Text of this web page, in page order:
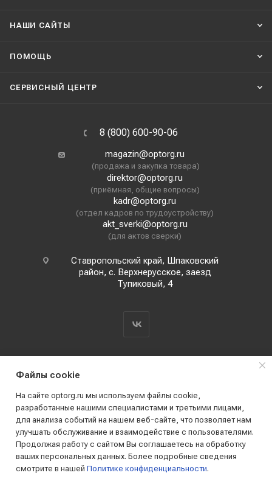
НАШИ CАЙТЫ
ПОМОЩЬ
СЕРВИСНЫЙ ЦЕНТР
8 (800) 600-90-06
magazin@optorg.ru
(продажа и закупка товара)
direktor@optorg.ru
(приёмная, общие вопросы)
kadr@optorg.ru
(отдел кадров по трудоустройству)
akt_sverki@optorg.ru
(для актов сверки)
Ставропольский край, Шпаковский
район, с. Верхнерусское, заезд
Тупиковый, 4
2019 - 2026 © АО КПК "Ставропольстройопторг"
Все права защищены
Файлы cookie
На сайте optorg.ru мы используем файлы cookie,
разработанные нашими специалистами и третьими лицами,
для анализа событий на нашем веб-сайте, что позволяет нам
улучшать обслуживание и взаимодействие с пользователями.
Продолжая работу с сайтом Вы соглашаетесь на обработку
ваших персональных данных. Более подробные сведения
смотрите в нашей Политике конфиденциальности.